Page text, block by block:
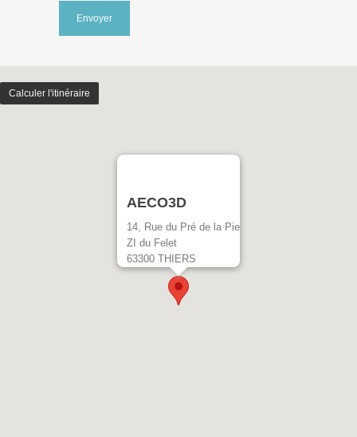
AECO3D
14, Rue du Pré de la Pie
ZI du Felet
63300 THIERS